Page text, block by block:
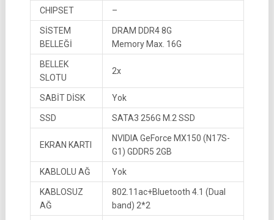
CHIPSET –
SİSTEM
BELLEĞİ
DRAM DDR4 8G
Memory Max. 16G
BELLEK
SLOTU
2x
SABİT DİSK Yok
SSD SATA3 256G M.2 SSD
EKRAN KARTI
NVIDIA GeForce MX150 (N17S-
G1) GDDR5 2GB
KABLOLU AĞ Yok
KABLOSUZ
AĞ
802.11ac+Bluetooth 4.1 (Dual
band) 2*2